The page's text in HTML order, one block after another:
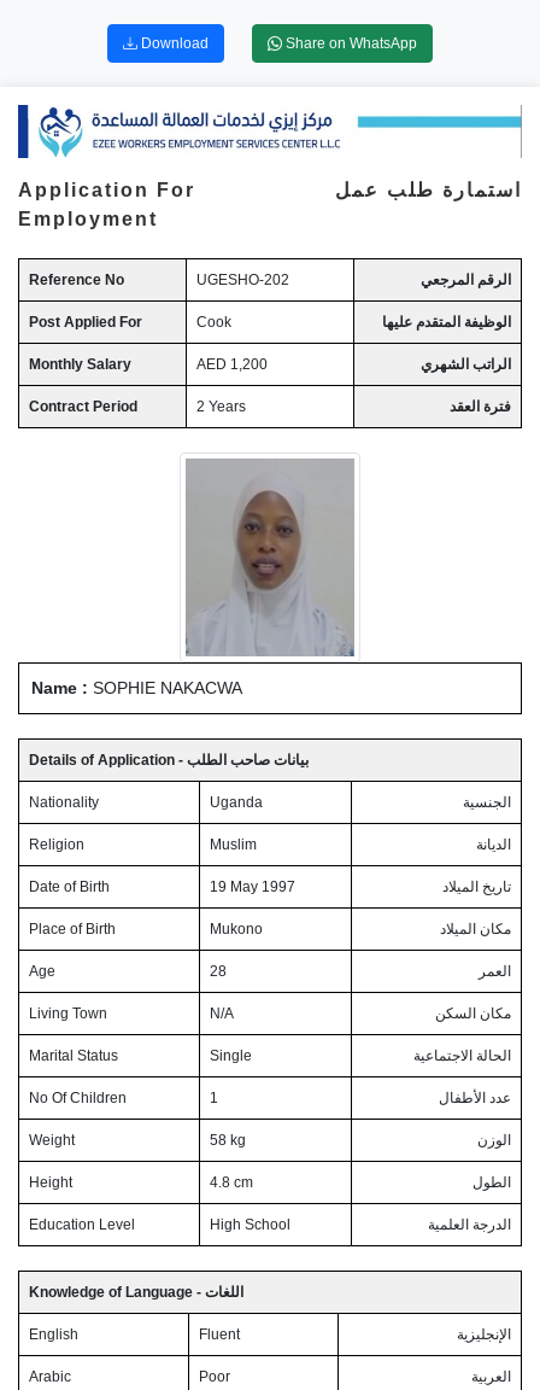
Download Share on WhatsApp
Application For
Employment
استمارة طلب عمل
Reference No UGESHO-202 الرقم المرجعي
Post Applied For Cook الوظيفة المتقدم عليها
Monthly Salary AED 1,200 الراتب الشهري
Contract Period 2 Years فترة العقد
Name : SOPHIE NAKACWA
Details of Application - بيانات صاحب الطلب
Nationality Uganda الجنسية
Religion Muslim الديانة
Date of Birth 19 May 1997 تاريخ الميلاد
Place of Birth Mukono مكان الميلاد
Age 28 العمر
Living Town N/A مكان السكن
Marital Status Single الحالة الاجتماعية
No Of Children 1 عدد الأطفال
Weight 58 kg الوزن
Height 4.8 cm الطول
Education Level High School الدرجة العلمية
Knowledge of Language - اللغات
English Fluent الإنجليزية
Arabic Poor العربية